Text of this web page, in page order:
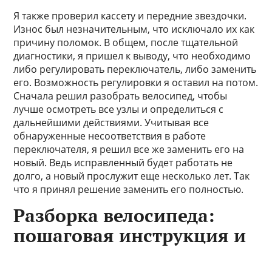
Я также проверил кассету и передние звездочки.
Износ был незначительным, что исключало их как
причину поломок. В общем, после тщательной
диагностики, я пришел к выводу, что необходимо
либо регулировать переключатель, либо заменить
его. Возможность регулировки я оставил на потом.
Сначала решил разобрать велосипед, чтобы
лучше осмотреть все узлы и определиться с
дальнейшими действиями. Учитывая все
обнаруженные несоответствия в работе
переключателя, я решил все же заменить его на
новый. Ведь исправленный будет работать не
долго, а новый прослужит еще несколько лет. Так
что я принял решение заменить его полностью.
Разборка велосипеда:
пошаговая инструкция и